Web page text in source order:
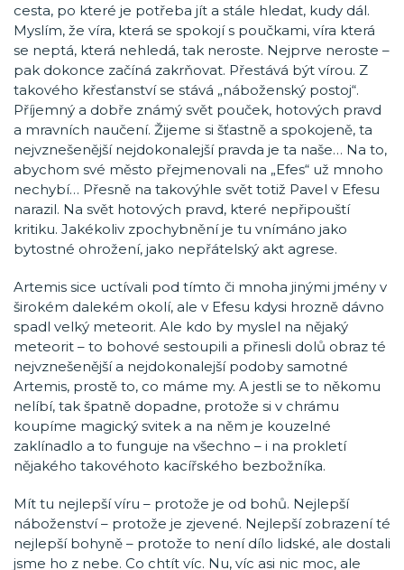
cesta, po které je potřeba jít a stále hledat, kudy dál.
Myslím, že víra, která se spokojí s poučkami, víra která
se neptá, která nehledá, tak neroste. Nejprve neroste –
pak dokonce začíná zakrňovat. Přestává být vírou. Z
takového křesťanství se stává „náboženský postoj“.
Příjemný a dobře známý svět pouček, hotových pravd
a mravních naučení. Žijeme si šťastně a spokojeně, ta
nejvznešenější nejdokonalejší pravda je ta naše… Na to,
abychom své město přejmenovali na „Efes“ už mnoho
nechybí… Přesně na takovýhle svět totiž Pavel v Efesu
narazil. Na svět hotových pravd, které nepřipouští
kritiku. Jakékoliv zpochybnění je tu vnímáno jako
bytostné ohrožení, jako nepřátelský akt agrese.
Artemis sice uctívali pod tímto či mnoha jinými jmény v
širokém dalekém okolí, ale v Efesu kdysi hrozně dávno
spadl velký meteorit. Ale kdo by myslel na nějaký
meteorit – to bohové sestoupili a přinesli dolů obraz té
nejvznešenější a nejdokonalejší podoby samotné
Artemis, prostě to, co máme my. A jestli se to někomu
nelíbí, tak špatně dopadne, protože si v chrámu
koupíme magický svitek a na něm je kouzelné
zaklínadlo a to funguje na všechno – i na prokletí
nějakého takovéhoto kacířského bezbožníka.
Mít tu nejlepší víru – protože je od bohů. Nejlepší
náboženství – protože je zjevené. Nejlepší zobrazení té
nejlepší bohyně – protože to není dílo lidské, ale dostali
jsme ho z nebe. Co chtít víc. Nu, víc asi nic moc, ale